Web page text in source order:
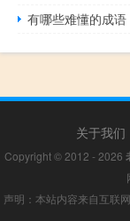
有哪些难懂的成语
关于我们
Copyright © 2012 - 2026
声明：本站内容来自互联